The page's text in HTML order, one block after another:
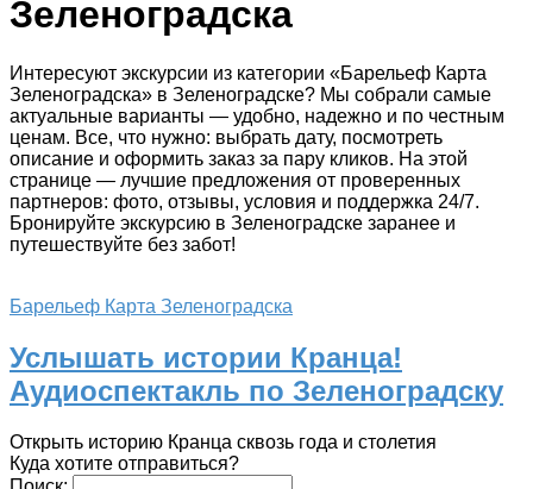
Зеленоградска
Интересуют экскурсии из категории «Барельеф Карта
Зеленоградска» в Зеленоградске? Мы собрали самые
актуальные варианты — удобно, надежно и по честным
ценам. Все, что нужно: выбрать дату, посмотреть
описание и оформить заказ за пару кликов. На этой
странице — лучшие предложения от проверенных
партнеров: фото, отзывы, условия и поддержка 24/7.
Бронируйте экскурсию в Зеленоградске заранее и
путешествуйте без забот!
Барельеф Карта Зеленоградска
Услышать истории Кранца!
Аудиоспектакль по Зеленоградску
Открыть историю Кранца сквозь года и столетия
Куда хотите отправиться?